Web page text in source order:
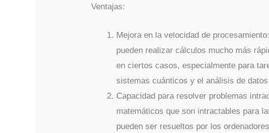
Ventajas:
Mejora en la velocidad de
pueden realizar cálculos mucho más
en ciertos casos, especialmente para
sistemas cuánticos y el análisis de
Capacidad para resolver problemas
matemáticos que son intractables para
pueden ser resueltos por los